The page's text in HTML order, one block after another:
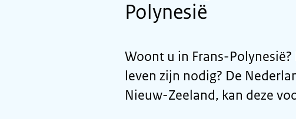
Polynesië
Woont u in Frans-
leven zijn nodig? De
Nieuw-Zeeland, kan deze